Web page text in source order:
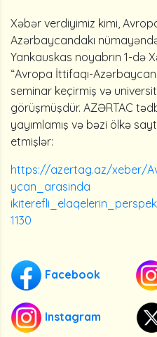
Xəbər verdiyimiz kimi,
Azərbaycandakı
Yankauskas noyabrın 1-də
“Avropa İttifaqı-
seminar keçirmiş və
görüşmüşdür. AZƏRTAC
yayımlamış və bəzi ölkə
etmişlər:
https://azertag.az/xeber/
ycan_arasinda
1130
Facebook
Instagram